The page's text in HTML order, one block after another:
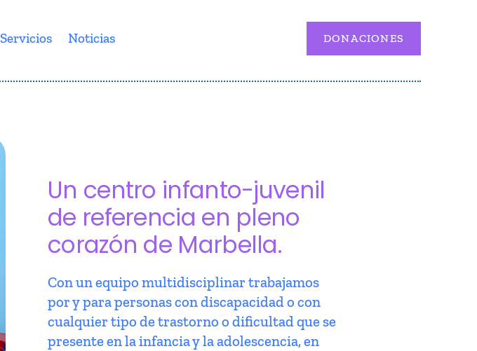
Servicios Noticias DONACIONES
Un centro infanto-juvenil
de referencia en pleno
corazón de Marbella.
Con un equipo multidisciplinar trabajamos
por y para personas con discapacidad o con
cualquier tipo de trastorno o dificultad que se
presente en la infancia y la adolescencia, en